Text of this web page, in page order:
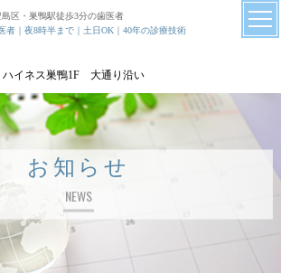
区・巣鴨駅徒歩3分の歯医者
者｜夜8時半まで｜土日OK｜40年の診療技術
ハイネス巣鴨1F 大通り沿い
お知らせ
NEWS